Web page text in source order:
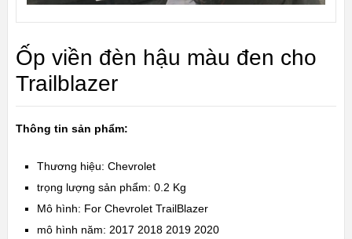
Ốp viền đèn hậu màu đen cho
Trailblazer
Thông tin sản phẩm:
Thương hiệu: Chevrolet
trọng lượng sản phẩm: 0.2 Kg
Mô hình: For Chevrolet TrailBlazer
mô hình năm: 2017 2018 2019 2020